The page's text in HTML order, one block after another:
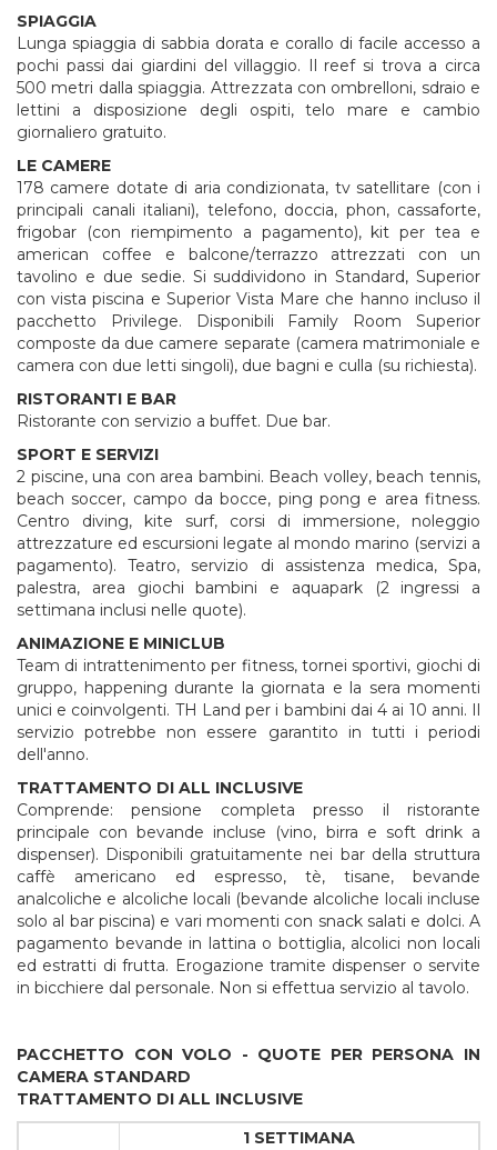
SPIAGGIA
Lunga spiaggia di sabbia dorata e corallo di facile accesso a
pochi passi dai giardini del villaggio. Il reef si trova a circa
500 metri dalla spiaggia. Attrezzata con ombrelloni, sdraio e
lettini a disposizione degli ospiti, telo mare e cambio
giornaliero gratuito.
LE CAMERE
178 camere dotate di aria condizionata, tv satellitare (con i
principali canali italiani), telefono, doccia, phon, cassaforte,
frigobar (con riempimento a pagamento), kit per tea e
american coffee e balcone/terrazzo attrezzati con un
tavolino e due sedie. Si suddividono in Standard, Superior
con vista piscina e Superior Vista Mare che hanno incluso il
pacchetto Privilege. Disponibili Family Room Superior
composte da due camere separate (camera matrimoniale e
camera con due letti singoli), due bagni e culla (su richiesta).
RISTORANTI E BAR
Ristorante con servizio a buffet. Due bar.
SPORT E SERVIZI
2 piscine, una con area bambini. Beach volley, beach tennis,
beach soccer, campo da bocce, ping pong e area fitness.
Centro diving, kite surf, corsi di immersione, noleggio
attrezzature ed escursioni legate al mondo marino (servizi a
pagamento). Teatro, servizio di assistenza medica, Spa,
palestra, area giochi bambini e aquapark (2 ingressi a
settimana inclusi nelle quote).
ANIMAZIONE E MINICLUB
Team di intrattenimento per fitness, tornei sportivi, giochi di
gruppo, happening durante la giornata e la sera momenti
unici e coinvolgenti. TH Land per i bambini dai 4 ai 10 anni. Il
servizio potrebbe non essere garantito in tutti i periodi
dell'anno.
TRATTAMENTO DI ALL INCLUSIVE
Comprende: pensione completa presso il ristorante
principale con bevande incluse (vino, birra e soft drink a
dispenser). Disponibili gratuitamente nei bar della struttura
caffè americano ed espresso, tè, tisane, bevande
analcoliche e alcoliche locali (bevande alcoliche locali incluse
solo al bar piscina) e vari momenti con snack salati e dolci. A
pagamento bevande in lattina o bottiglia, alcolici non locali
ed estratti di frutta. Erogazione tramite dispenser o servite
in bicchiere dal personale. Non si effettua servizio al tavolo.
PACCHETTO CON VOLO - QUOTE PER PERSONA IN
CAMERA STANDARD
TRATTAMENTO DI ALL INCLUSIVE
1 SETTIMANA